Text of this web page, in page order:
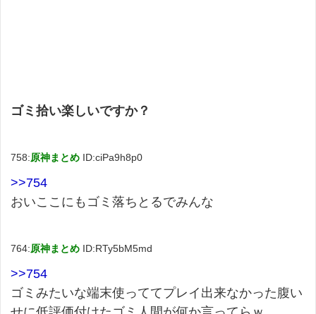
ゴミ拾い楽しいですか？
758:原神まとめ ID:ciPa9h8p0
>>754
おいここにもゴミ落ちとるでみんな
764:原神まとめ ID:RTy5bM5md
>>754
ゴミみたいな端末使っててプレイ出来なかった腹い